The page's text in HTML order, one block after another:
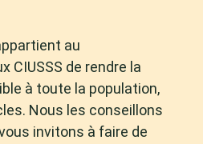
au
CIUSSS de rendre la
à toute la population,
Nous les conseillons
invitons à faire de